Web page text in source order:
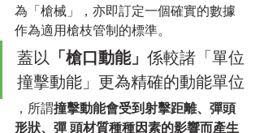
為「槍械」，亦即訂定一個確實的數據
作為適用槍枝管制的標準。
蓋以 「槍口動能」 係較諸「單位
撞擊動能」更為精確的動能單位
，所謂撞擊動能會受到射擊距離、彈頭
形狀、彈 頭材質種種因素的影響而產生